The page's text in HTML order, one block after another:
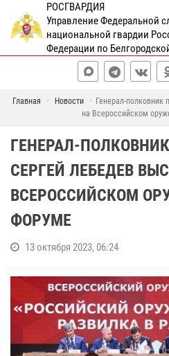
РОСГВАРДИЯ
Управление Федеральной
национальной гвардии
Федерации по
Главная Новости
Генерал-полковник
на Всероссийском
ГЕНЕРАЛ-
СЕРГЕЙ ЛЕБЕДЕВ
ВСЕРОССИЙСКОМ
ФОРУМЕ
13 октября 2023, 06:24